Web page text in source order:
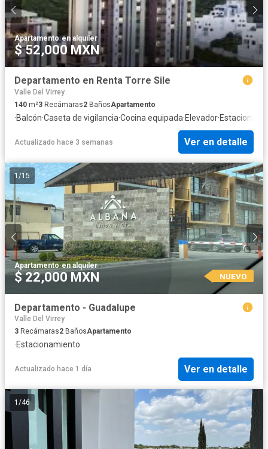
Apartamento·en alquiler
$ 52,000 MXN
Departamento en Renta Torre Sile
Valle Del Virrey
140 m²3 Recámaras2 BañosApartamento
·Balcón·Caseta de vigilancia·Cocina equipada·Elevador·
Actualizado hace 3 semanas Ver en detalle
1 /15
Apartamento·en alquiler
$ 22,000 MXN NUEVO
Departamento - Guadalupe
Valle Del Virrey
3 Recámaras2 BañosApartamento
·Estacionamiento
Actualizado hace 1 día Ver en detalle
1 /46